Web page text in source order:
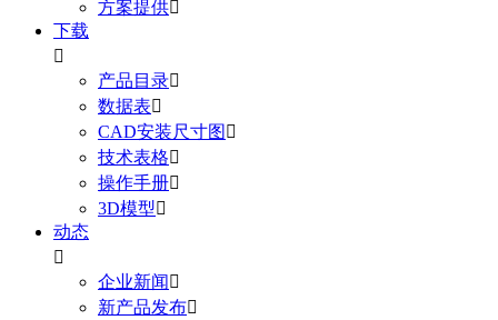
方案提供
下载

产品目录
数据表
CAD安装尺寸图 
技术表格
操作手册
3D模型
动态

企业新闻 
新产品发布